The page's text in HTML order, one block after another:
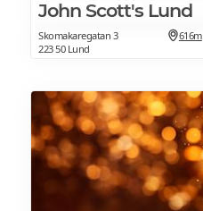
John Scott's Lund
Skomakaregatan 3
223 50 Lund
616m